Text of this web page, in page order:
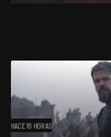
HACE 16 HORAS